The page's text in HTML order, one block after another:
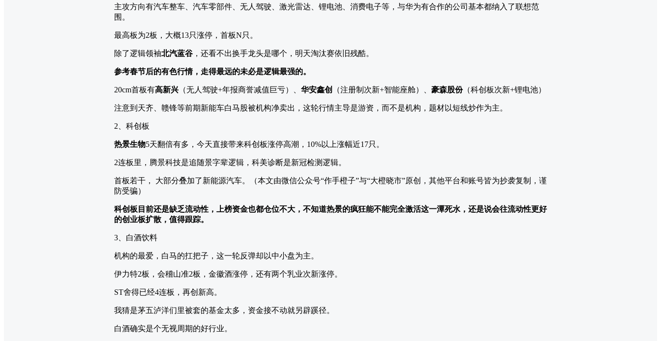
主攻方向有汽车整车、汽车零部件、无人驾驶、激光雷达、锂电池、消费电子等，与华为有合作的公司基本都纳入了联想范
围。
最高板为2板，大概13只涨停，首板N只。
除了逻辑领袖北汽蓝谷 ，还看不出换手龙头是哪个，明天淘汰赛依旧残酷。
参考春节后的有色行情，走得最远的未必是逻辑最强的。
20cm首板有高新兴 （无人驾驶+年报商誉减值巨亏）、 华安鑫创 （注册制次新+智能座舱）、 豪森股份（科创板次新+锂电池）
注意到天齐、赣锋等前期新能车白马股被机构净卖出，这轮行情主导是游资，而不是机构，题材以短线炒作为主。
2、科创板
热景生物5天翻倍有多，今天直接带来科创板涨停高潮，10%以上涨幅近17只。
2连板里，腾景科技是追随景字辈逻辑，科美诊断是新冠检测逻辑。
首板若干， 大部分叠加了新能源汽车。（本文由微信公众号“作手橙子”与“大橙晓市”原创，其他平台和账号皆为抄袭复制，谨
防受骗）
科创板目前还是缺乏流动性，上榜资金也都仓位不大，不知道热景的疯狂能不能完全激活这一潭死水，还是说会往流动性更好
的创业板扩散，值得跟踪。
3、白酒饮料
机构的最爱，白马的扛把子，这一轮反弹却以中小盘为主。
伊力特2板，会稽山准2板，金徽酒涨停，还有两个乳业次新涨停。
ST舍得已经4连板，再创新高。
我猜是茅五泸洋们里被套的基金太多，资金接不动就另辟蹊径。
白酒确实是个无视周期的好行业。